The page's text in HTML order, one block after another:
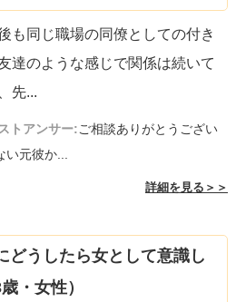
も同じ職場の同僚としての付き
達のような感じで関係は続いて
先...
トアンサー:ご相談ありがとうござい
い元彼か...
詳細を見る＞＞
どうしたら女として意識し
・女性）